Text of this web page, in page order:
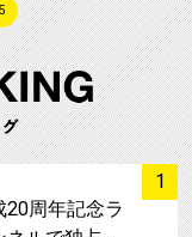
5
1
20周年記念ラ